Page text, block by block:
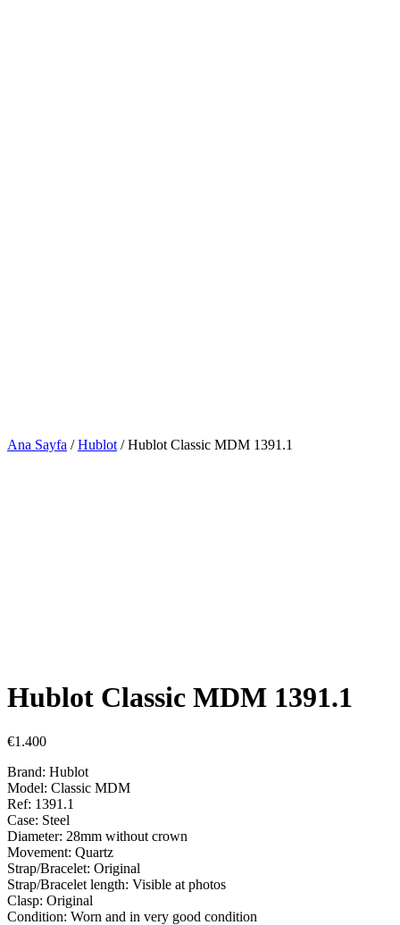
Ana Sayfa /Hublot / Hublot Classic MDM 1391.1
Hublot Classic MDM 1391.1
€1.400
Brand: Hublot
Model: Classic MDM
Ref: 1391.1
Case: Steel
Diameter: 28mm without crown
Movement: Quartz
Strap/Bracelet: Original
Strap/Bracelet length: Visible at photos
Clasp: Original
Condition: Worn and in very good condition